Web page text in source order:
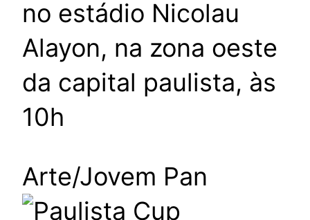
no estádio Nicolau
Alayon, na zona oeste
da capital paulista, às
10h
Arte/Jovem Pan